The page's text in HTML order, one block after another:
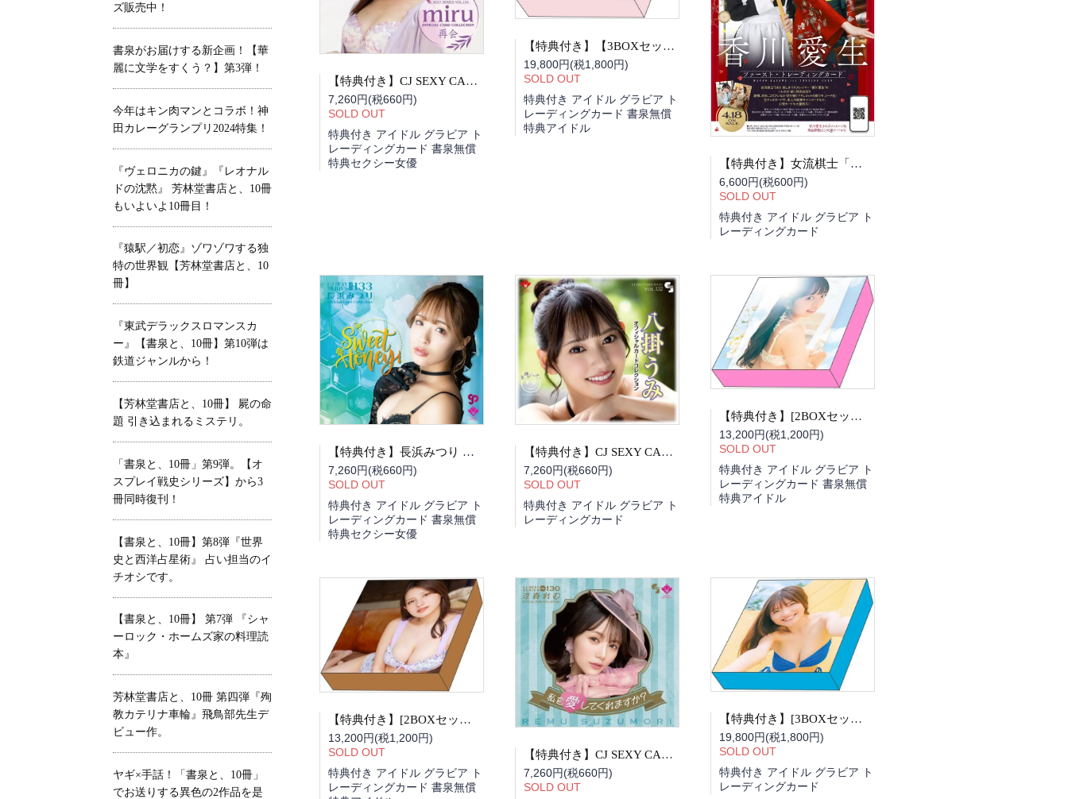
【特典付き】CJ SEXY CARD SERIES VOL.134 miru OFFICIAL CARD COLLECTION 再会 BOX
7,260円(税660円)
SOLD OUT
特典付き アイドル グラビア ト
レーディングカード 書泉無償
特典セクシー女優
【特典付き】【3BOXセット】長澤茉里奈 I WANT CHUU Tradingcard BOX
19,800円(税1,800円)
SOLD OUT
特典付き アイドル グラビア ト
レーディングカード 書泉無償
特典アイドル
【特典付き】女流棋士「香川愛生」ファースト・トレカBOX
6,600円(税600円)
SOLD OUT
特典付き アイドル グラビア ト
レーディングカード
【特典付き】長浜みつり オフィシャルカードコレクション VOL.133 Sweet Honey BOX
7,260円(税660円)
SOLD OUT
特典付き アイドル グラビア ト
レーディングカード 書泉無償
特典セクシー女優
【特典付き】CJ SEXY CARD SERIES VOL.132 八掛うみ OFFICIAL CARD COLLECTION 笑顔がいっぱい BOX
7,260円(税660円)
SOLD OUT
特典付き アイドル グラビア ト
レーディングカード
【特典付き】[2BOXセット]入間ゆい ANGEL SMILE Tradingcard BOX
13,200円(税1,200円)
SOLD OUT
特典付き アイドル グラビア ト
レーディングカード 書泉無償
特典アイドル
【特典付き】[2BOXセット]花咲楓香 CUTIE PIE Tradingcard BOX
13,200円(税1,200円)
SOLD OUT
特典付き アイドル グラビア ト
レーディングカード 書泉無償
【特典付き】CJ SEXY CARD SERIES VOL.130 涼森れむ OFFICIAL CARD COLLECTION 私を愛してくれますか？ BOX
7,260円(税660円)
SOLD OUT
【特典付き】[3BOXセット]原つむぎ SOFTLY Tradingcard BOX
19,800円(税1,800円)
SOLD OUT
特典付き アイドル グラビア ト
レーディングカード
ズ販売中！
書泉がお届けする新企画！【華
麗に文学をすくう？】第3弾！
今年はキン肉マンとコラボ！神
田カレーグランプリ2024特集！
『ヴェロニカの鍵』『レオナル
ドの沈黙』 芳林堂書店と、10冊
もいよいよ10冊目！
『猿駅／初恋』ゾワゾワする独
特の世界観【芳林堂書店と、10
冊】
『東武デラックスロマンスカ
ー』【書泉と、10冊】第10弾は
鉄道ジャンルから！
【芳林堂書店と、10冊】 屍の命
題 引き込まれるミステリ。
「書泉と、10冊」第9弾。【オ
スプレイ戦史シリーズ】から3
冊同時復刊！
【書泉と、10冊】第8弾『世界
史と西洋占星術』 占い担当のイ
チオシです。
【書泉と、10冊】 第7弾 『シャ
ーロック・ホームズ家の料理読
本』
芳林堂書店と、10冊 第四弾『殉
教カテリナ車輪』飛鳥部先生デ
ビュー作。
ヤギ×手話！「書泉と、10冊」
でお送りする異色の2作品を是